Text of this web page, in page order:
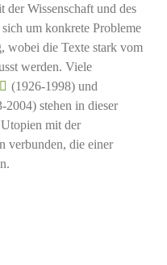
der Wissenschaft und des
um konkrete Probleme
wobei die Texte stark vom
werden. Viele
(1926-1998) und
2004) stehen in dieser
mit der
verbunden, die einer